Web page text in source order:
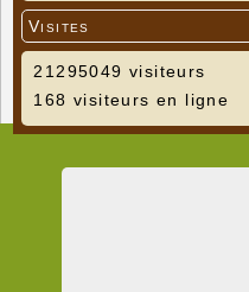
Visites
21295049 visiteurs
168 visiteurs en ligne